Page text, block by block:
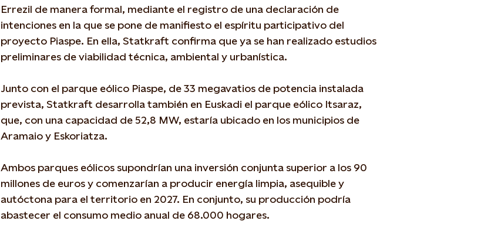
Errezil de manera formal, mediante el registro de una declaración de
intenciones en la que se pone de manifiesto el espíritu participativo del
proyecto Piaspe. En ella, Statkraft confirma que ya se han realizado estudios
preliminares de viabilidad técnica, ambiental y urbanística.
Junto con el parque eólico Piaspe, de 33 megavatios de potencia instalada
prevista, Statkraft desarrolla también en Euskadi el parque eólico Itsaraz,
que, con una capacidad de 52,8 MW, estaría ubicado en los municipios de
Aramaio y Eskoriatza.
Ambos parques eólicos supondrían una inversión conjunta superior a los 90
millones de euros y comenzarían a producir energía limpia, asequible y
autóctona para el territorio en 2027. En conjunto, su producción podría
abastecer el consumo medio anual de 68.000 hogares.